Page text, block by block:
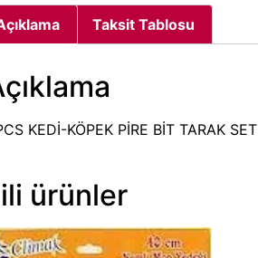
Taksit Tablosu
KEDİ-KÖPEK PİRE BİT TARAK SET
ürünler